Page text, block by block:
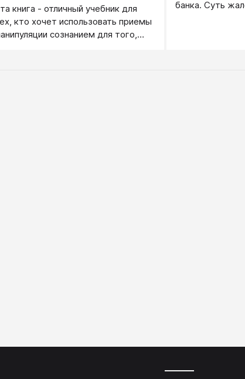
не приучены, а когда кто-то
эту работу за них — они
книга - отличный учебник для
кто хочет использовать приемы
сознанием для того,
банка. Суть